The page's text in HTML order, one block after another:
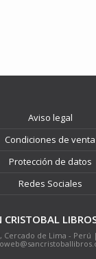
Aviso legal
Condiciones de venta
Protección de datos
Redes Sociales
CRISTOBAL
Cercado de Lima - Perú